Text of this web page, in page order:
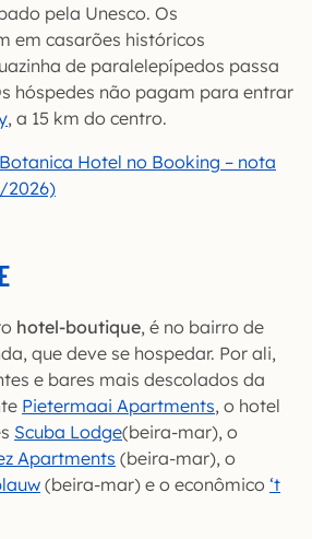
pela Unesco. Os
em casarões históricos
de paralelepípedos passa
hóspedes não pagam para entrar
, a 15 km do centro.
Hotel no Booking – nota
2026)
hotel-boutique, é no bairro de
que deve se hospedar. Por ali,
e bares mais descolados da
Pietermaai Apartments, o hotel
Scuba Lodge(beira-mar), o
Apartments (beira-mar), o
(beira-mar) e o econômico ‘t